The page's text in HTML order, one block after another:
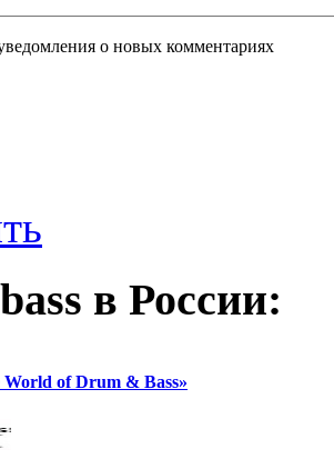
о новых комментариях
в России:
of Drum & Bass»